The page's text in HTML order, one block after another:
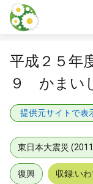
本文に飛ぶ
平成２５年
９ かまい
提供元サイトで表
東日本大震災
復興 収録:い